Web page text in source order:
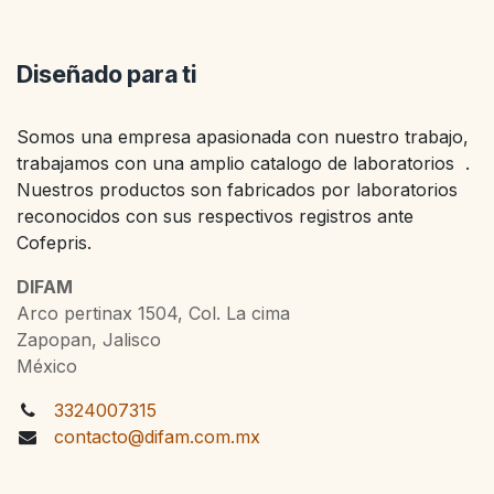
Diseñado para ti
Somos una empresa apasionada con nuestro trabajo,
trabajamos con una amplio catalogo de laboratorios .
Nuestros productos son fabricados por laboratorios
reconocidos con sus respectivos registros ante
Cofepris.
DIFAM
Arco pertinax 1504, Col. La cima
Zapopan, Jalisco
México
3324007315
contacto@difam.com.mx